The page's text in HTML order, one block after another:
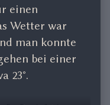
einen
Wetter war
man konnte
bei einer
23°.